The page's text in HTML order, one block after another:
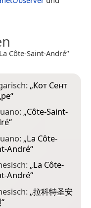
Côte-Saint-André“
„Кот Сент
“
„Côte-Saint-
“
„La Côte-
André“
„La Côte-
André“
„拉科特圣安
“